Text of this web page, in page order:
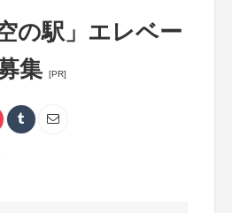
の駅」エレベー
集
[PR]